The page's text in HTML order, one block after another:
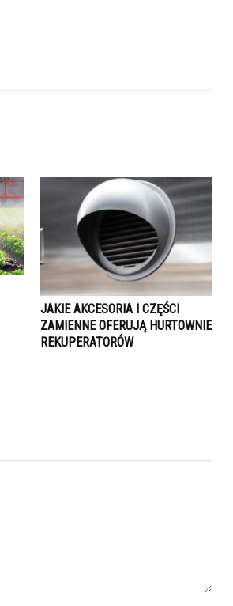
JAKIE AKCESORIA I CZĘŚCI
ZAMIENNE OFERUJĄ HURTOWNIE
REKUPERATORÓW